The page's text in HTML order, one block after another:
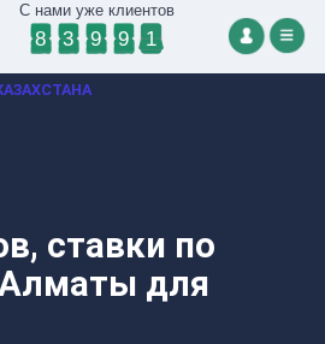
С нами уже клиентов
8 3 9 9 1
ставки по
для